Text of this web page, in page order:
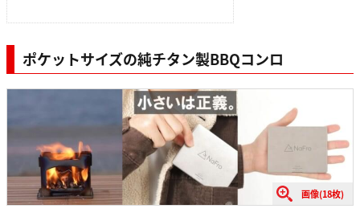
ポケットサイズの純チタン製BBQコンロ
画像(18枚)